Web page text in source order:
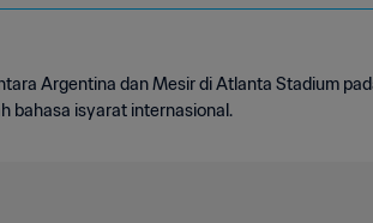
Argentina dan Mesir di Atlanta Stadium
bahasa isyarat internasional.